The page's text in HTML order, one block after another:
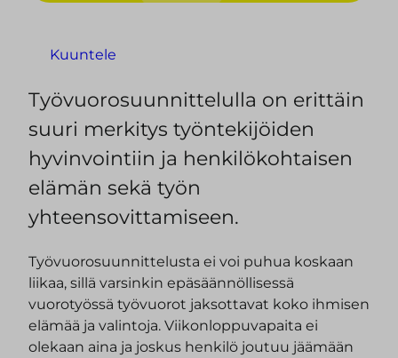
Kuuntele
Työvuorosuunnittelulla on erittäin
suuri merkitys työntekijöiden
hyvinvointiin ja henkilökohtaisen
elämän sekä työn
yhteensovittamiseen.
Työvuorosuunnittelusta ei voi puhua koskaan
liikaa, sillä varsinkin epäsäännöllisessä
vuorotyössä työvuorot jaksottavat koko ihmisen
elämää ja valintoja. Viikonloppuvapaita ei
olekaan aina ja joskus henkilö joutuu jäämään